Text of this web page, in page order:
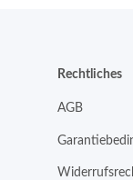
Rechtliches
AGB